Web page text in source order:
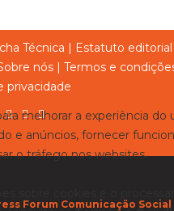
Técnica | Estatuto editorial
nós | Termos e
privacidade
Forum Comunicação Social
melhorar a experiência do
e anúncios, fornecer
o tráfego nos websites.